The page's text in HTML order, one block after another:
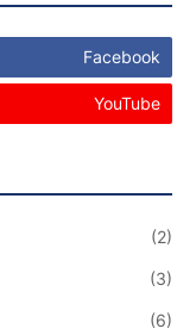
Facebook
YouTube
(2)
(3)
(6)